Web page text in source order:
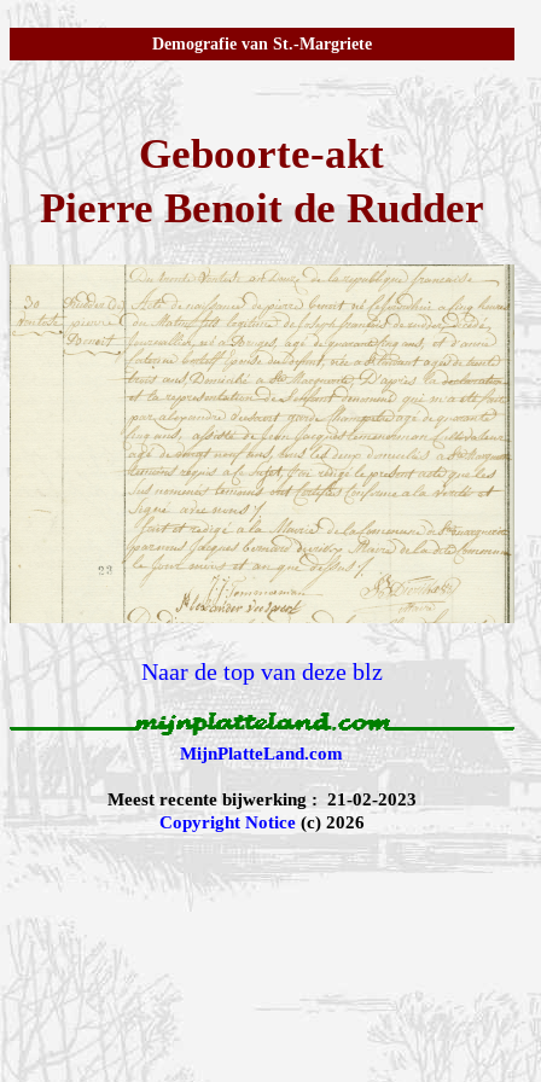
Demografie van St.-Margriete
Geboorte-akt
Pierre Benoit de Rudder
Naar de top van deze blz
MijnPlatteLand.com
Meest recente bijwerking : 21-02-2023
Copyright Notice(c) 2026